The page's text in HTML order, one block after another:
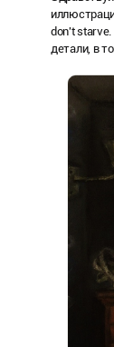
don't
детали, в